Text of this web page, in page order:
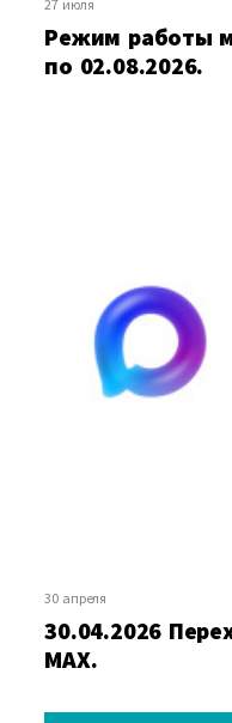
27 июля
Режим работы
по 02.08.2026.
30 апреля
30.04.2026
MAX.